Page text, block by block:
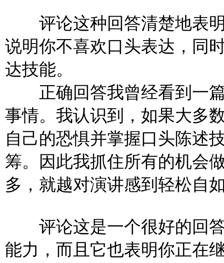
评论这种回答清楚地表明
说明你不喜欢口头表达，同
达技能。
正确回答我曾经看到一篇
事情。我认识到，如果大多
自己的恐惧并掌握口头陈述
筹。因此我抓住所有的机会
多，就越对演讲感到轻松
评论这是一个很好的回答
能力，而且它也表明你正在